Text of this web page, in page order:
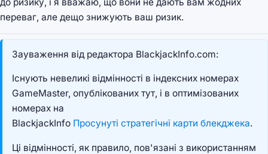
переваг, але дещо знижують ваш ризик.
Зауваження від редактора BlackjackInfo.com:
Існують невеликі відмінності в індексних номерах
GameMaster, опублікованих тут, і в оптимізованих
номерах на
BlackjackInfo Просунуті стратегічні карти блекджека.
Ці відмінності, як правило, пов'язані з використанням